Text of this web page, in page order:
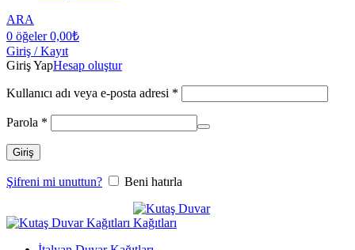
ARA
0 öğeler 0,00₺
Giriş / Kayıt
Giriş YapHesap oluştur
Kullanıcı adı veya e-posta adresi *
Parola *
Giriş
Şifreni mi unuttun? Beni hatırla